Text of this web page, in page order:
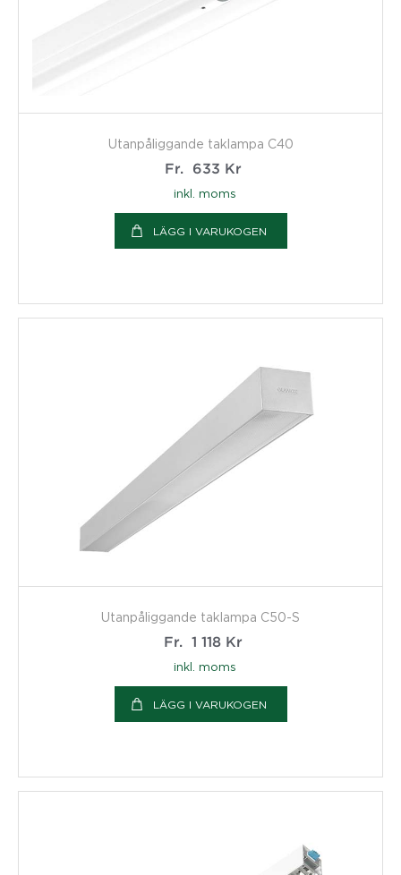
Utanpåliggande taklampa C40
Fr.
633 Kr
inkl. moms
LÄGG I VARUKOGEN
Utanpåliggande taklampa C50-S
Fr.
1 118 Kr
inkl. moms
LÄGG I VARUKOGEN